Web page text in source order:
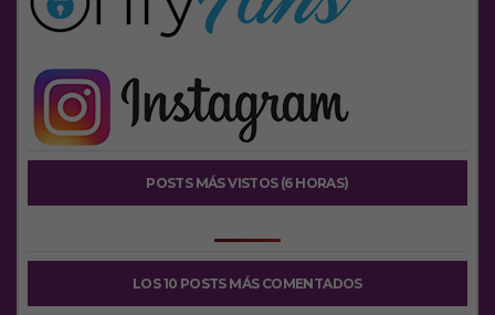
POSTS MÁS VISTOS (6 HORAS)
LOS 10 POSTS MÁS COMENTADOS